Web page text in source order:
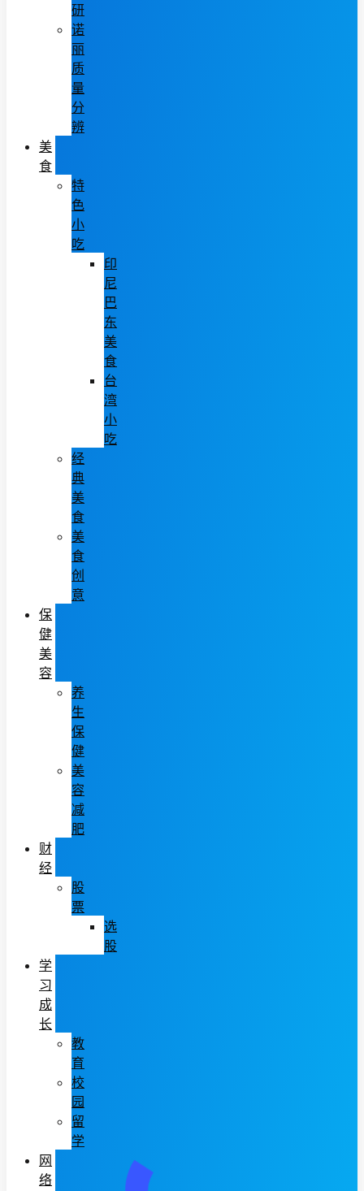
研
诺
丽
质
量
分
辨
美
食
特
色
小
吃
印
尼
巴
东
美
食
台
湾
小
吃
经
典
美
食
美
食
创
意
保
健
美
容
养
生
保
健
美
容
减
肥
财
经
股
票
选
股
学
习
成
长
教
育
校
园
留
学
网
络